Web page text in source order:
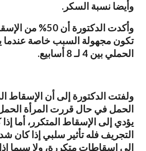
وأيضا نسبة السكر.
وأكدت الدكتورة أن
تكون مجهولة السبب خاصة عندما
الحملي بين 4 لـ 8 أسابيع.
ولفتت الدكتورة إلى أن الإسقاط
الحمل في حال قررت المرأة
يؤدي إلى الإسقاط المتكرر، أما
التجريف فله تأثير سلبي إذا كان
إلى إسقاطات متكررة، ولا سيما